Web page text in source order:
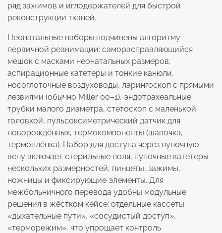
ряд зажимов и иглодержателей для быстрой
реконструкции тканей.
Неонатальные наборы подчинены алгоритму
первичной реанимации: саморасправляющийся
мешок с масками неонатальных размеров,
аспирационные катетеры и тонкие канюли,
носоглоточные воздуховоды, ларингоскоп с прямыми
лезвиями (обычно Miller 00–1), эндотрахеальные
трубки малого диаметра, стетоскоп с маленькой
головкой, пульсоксиметрический датчик для
новорождённых, термокомпоненты (шапочка,
термоплёнка). Набор для доступа через пупочную
вену включает стерильные поля, пупочные катетеры
нескольких размерностей, пинцеты, зажимы,
ножницы и фиксирующие элементы. Для
межбольничного перевода удобны модульные
решения в жёстком кейсе: отдельные кассеты
«дыхательные пути», «сосудистый доступ»,
«терморежим», что упрощает контроль